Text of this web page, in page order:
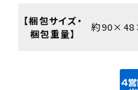
【梱包サイズ・
梱包重量】
約